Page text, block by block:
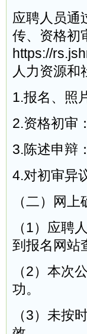
应聘人员通
传、资格初
https://
人力资源和
1.报名、照
2.资格初审
3.陈述申辩
4.对初审异
（二）网上
（1）应聘
到报名网站
（2）本次
功。
（3）未按